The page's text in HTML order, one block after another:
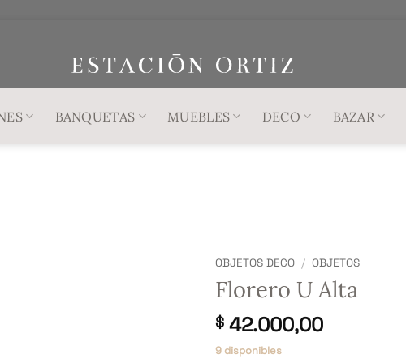
BANQUETAS MUEBLES DECO BAZAR
OBJETOS DECO / OBJETOS
Florero U Alta
$42.000,00
9 disponibles